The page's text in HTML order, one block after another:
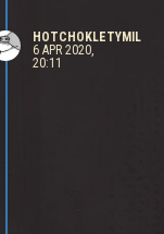
HOTCHOKLETYMILK
6 APR 2020,
20:11